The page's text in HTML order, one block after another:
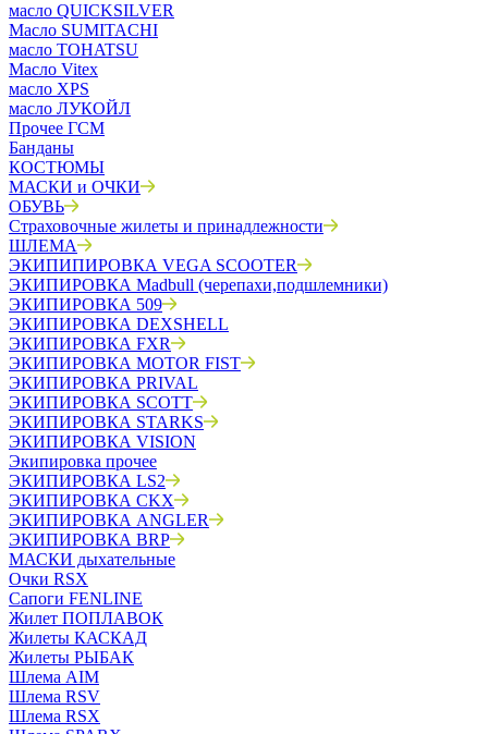
масло QUICKSILVER
Масло SUMITACHI
масло TOHATSU
Масло Vitex
масло XPS
масло ЛУКОЙЛ
Прочее ГСМ
Банданы
КОСТЮМЫ
МАСКИ и ОЧКИ
ОБУВЬ
Страховочные жилеты и принадлежности
ШЛЕМА
ЭКИПИПИРОВКА VEGA SCOOTER
ЭКИПИРОВКА Madbull (черепахи,подшлемники)
ЭКИПИРОВКА 509
ЭКИПИРОВКА DEXSHELL
ЭКИПИРОВКА FXR
ЭКИПИРОВКА MOTOR FIST
ЭКИПИРОВКА PRIVAL
ЭКИПИРОВКА SCOTT
ЭКИПИРОВКА STARKS
ЭКИПИРОВКА VISION
Экипировка прочее
ЭКИПИРОВКА LS2
ЭКИПИРОВКА CKX
ЭКИПИРОВКА ANGLER
ЭКИПИРОВКА BRP
МАСКИ дыхательные
Очки RSX
Сапоги FENLINE
Жилет ПОПЛАВОК
Жилеты КАСКАД
Жилеты РЫБАК
Шлема AIM
Шлема RSV
Шлема RSX